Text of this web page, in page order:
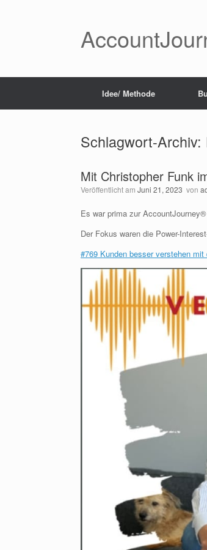
Idee/ Methode
Schlagwort-Archiv:
Mit Christopher Funk
Veröffentlicht am Juni 21, 2023 von
Es war prima zur
Der Fokus waren die Power-
#769 Kunden besser verstehen